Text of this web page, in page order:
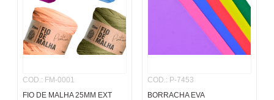
COD.: FM-0001
FIO DE MALHA 25MM EXT
COD.: P-7453
BORRACHA EVA
pincel
º papel
º barbante